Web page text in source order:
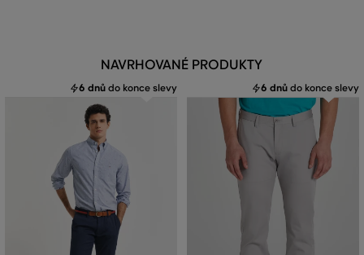
NAVRHOVANÉ PRODUKTY
6 dnů do konce slevy 6 dnů do konce slevy